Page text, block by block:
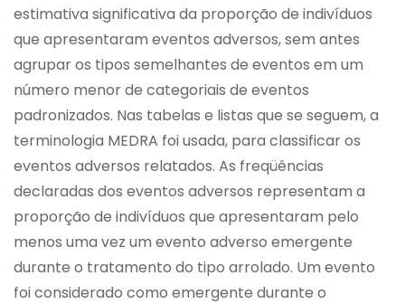
estimativa significativa da proporção de indivíduos
que apresentaram eventos adversos, sem antes
agrupar os tipos semelhantes de eventos em um
número menor de categoriais de eventos
padronizados. Nas tabelas e listas que se seguem, a
terminologia MEDRA foi usada, para classificar os
eventos adversos relatados. As freqüências
declaradas dos eventos adversos representam a
proporção de indivíduos que apresentaram pelo
menos uma vez um evento adverso emergente
durante o tratamento do tipo arrolado. Um evento
foi considerado como emergente durante o